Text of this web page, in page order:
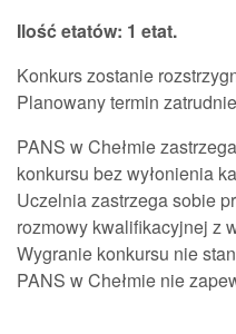
Ilość etatów: 1 etat.
Konkurs zostanie
Planowany termin
PANS w Chełmie
konkursu bez wyłonienia
Uczelnia zastrzega sobie
rozmowy kwalifikacyjnej z
Wygranie konkursu nie
PANS w Chełmie nie